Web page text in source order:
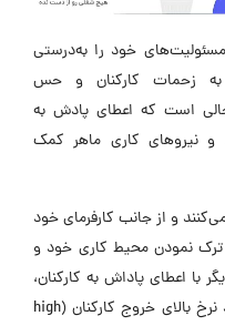
خود را به‌درستی
به زحمات کارکنان و حس
است که اعطای پادش به
و نیروهای کاری ماهر کمک
و از جانب کارفرمای خود
ترک نمودن محیط کاری خود و
اعطای پاداش به کارکنان،
شرکت‌ها می‌توانند از بروز بحرانی مانند نرخ بالای خروج کارکنان (high